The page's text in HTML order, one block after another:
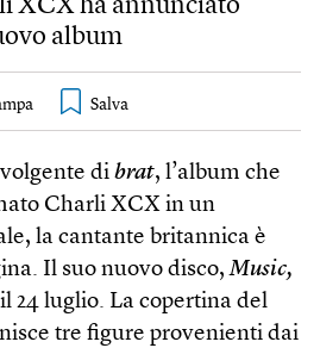
XCX ha annunciato
album
di brat, l’album che
Charli XCX in un
la cantante britannica è
Il suo nuovo disco,Music,
24 luglio. La copertina del
tre figure provenienti dai